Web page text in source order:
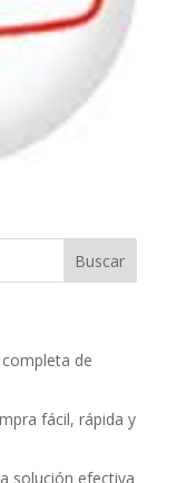
de
fácil, rápida y
solución efectiva